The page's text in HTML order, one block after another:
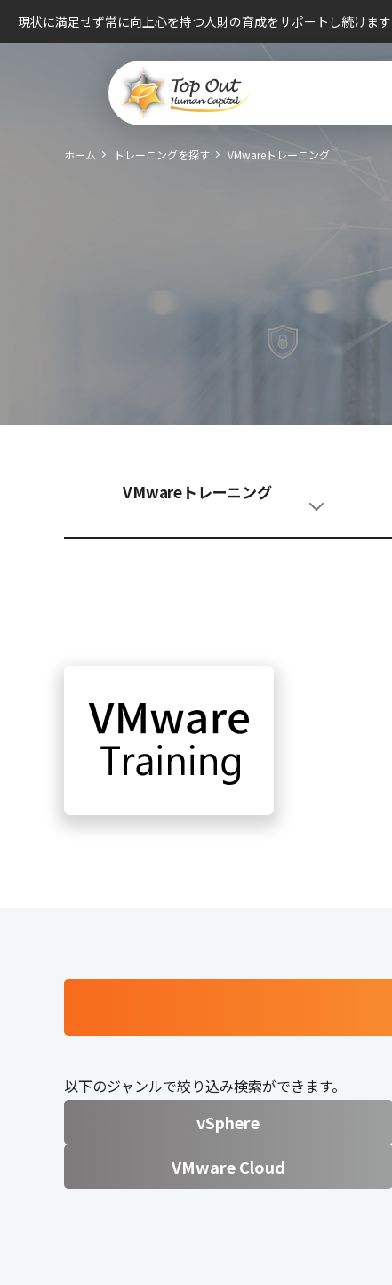
現状に満足せず常に向上心を持つ人財の育成をサポートし続けます
ホーム トレーニングを探す VMwareトレーニング
VMwareトレーニング
以下のジャンルで絞り込み検索ができます。
vSphere
VMware Cloud